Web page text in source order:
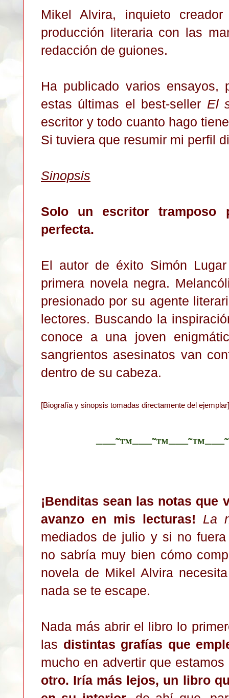
Mikel Alvira, inquieto
producción literaria con las
redacción de guiones.
Ha publicado varios ensayos,
estas últimas el best-seller El
escritor y todo cuanto hago
Si tuviera que resumir mi perfil
Sinopsis
Solo un escritor tramposo
perfecta.
El autor de éxito Simón
primera novela negra.
presionado por su agente
lectores. Buscando la
conoce a una joven
sangrientos asesinatos van
dentro de su cabeza.
[Biografía y sinopsis tomadas directamente del ejemplar]
¡Benditas sean las notas que
avanzo en mis lecturas!
La
mediados de julio y si no
no sabría muy bien cómo
novela de Mikel Alvira
nada se te escape.
Nada más abrir el libro lo
las distintas grafías que
mucho en advertir que
otro. Iría más lejos, un libro